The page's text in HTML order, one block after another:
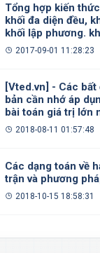
Tổng hợp kiến
khối đa diện đều,
khối lập phương.
đều, khối 12 mặt
2017-09-01 11:28:23
[Vted.vn] - Các
bản cần nhớ áp
bài toán giá trị lớn
nhỏ nhất
2018-08-11 01:57:48
Các dạng toán về
trận và phương
2018-10-15 18:58:31